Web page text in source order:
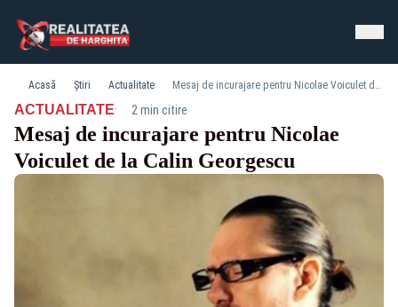
Acasă Știri Actualitate Mesaj de incurajare pentru Nicolae Voiculet de la Calin Georgescu
ACTUALITATE· 2 min citire
Mesaj de incurajare pentru Nicolae
Voiculet de la Calin Georgescu